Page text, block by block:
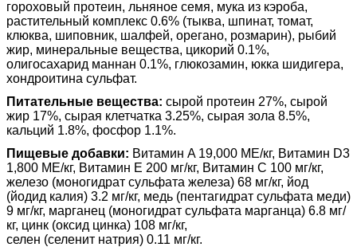
гороховый протеин, льняное семя, мука из кэроба,
растительный комплекс 0.6% (тыква, шпинат, томат,
клюква, шиповник, шалфей, орегано, розмарин), рыбий
жир, минеральные вещества, цикорий 0.1%,
олигосахарид маннан 0.1%, глюкозамин, юкка шидигера,
хондроитина сульфат.
Питательные вещества: сырой протеин 27%, сырой
жир 17%, сырая клетчатка 3.25%, сырая зола 8.5%,
кальций 1.8%, фосфор 1.1%.
Пищевые добавки: Витамин A 19,000 МЕ/кг, Витамин D3
1,800 МЕ/кг, Витамин E 200 мг/кг, Витамин C 100 мг/кг,
железо (моногидрат сульфата железа) 68 мг/кг, йод
(йодид калия) 3.2 мг/кг, медь (пентагидрат сульфата меди)
9 мг/кг, марганец (моногидрат сульфата марганца) 6.8 мг/
кг, цинк (оксид цинка) 108 мг/кг,
селен (селенит натрия) 0.11 мг/кг.